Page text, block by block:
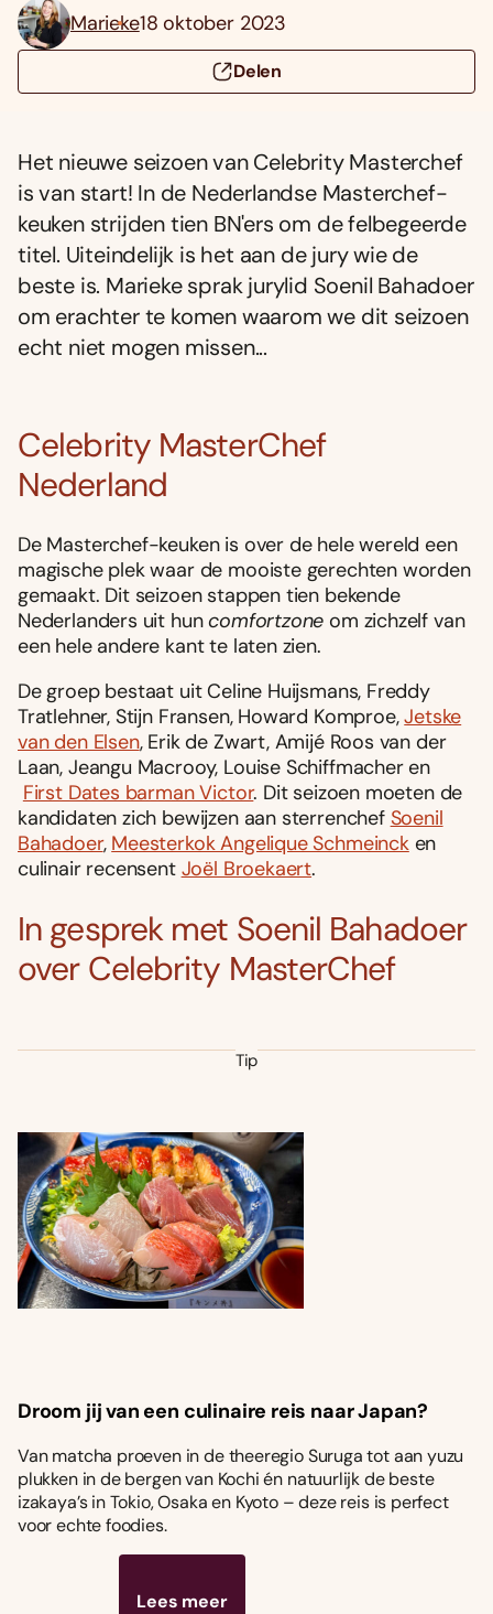
Marieke18 oktober 2023
Delen
Het nieuwe seizoen van Celebrity Masterchef
is van start! In de Nederlandse Masterchef-
keuken strijden tien BN'ers om de felbegeerde
titel. Uiteindelijk is het aan de jury wie de
beste is. Marieke sprak jurylid Soenil Bahadoer
om erachter te komen waarom we dit seizoen
echt niet mogen missen...
Celebrity MasterChef
Nederland
De Masterchef-keuken is over de hele wereld een
magische plek waar de mooiste gerechten worden
gemaakt. Dit seizoen stappen tien bekende
Nederlanders uit huncomfortzone om zichzelf van
een hele andere kant te laten zien.
De groep bestaat uit Celine Huijsmans, Freddy
Tratlehner, Stijn Fransen, Howard Komproe,Jetske
van den Elsen, Erik de Zwart, Amijé Roos van der
Laan, Jeangu Macrooy, Louise Schiffmacher en
First Dates barman Victor. Dit seizoen moeten de
kandidaten zich bewijzen aan sterrenchef Soenil
Bahadoer, Meesterkok Angelique Schmeincken
culinair recensent Joël Broekaert.
In gesprek met Soenil Bahadoer
over Celebrity MasterChef
Tip
Droom jij van een culinaire reis naar Japan?
Van matcha proeven in de theeregio Suruga tot aan yuzu
plukken in de bergen van Kochi én natuurlijk de beste
izakaya’s in Tokio, Osaka en Kyoto – deze reis is perfect
voor echte foodies.
Lees meer